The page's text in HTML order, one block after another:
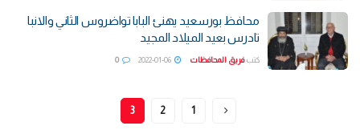
محافظ بورسعيد يهنئ البابا تواضروس الثاني والانبا
تادرس بعيد الميلاد المجيد
كتب فريق المحافظات 0
1
2
3